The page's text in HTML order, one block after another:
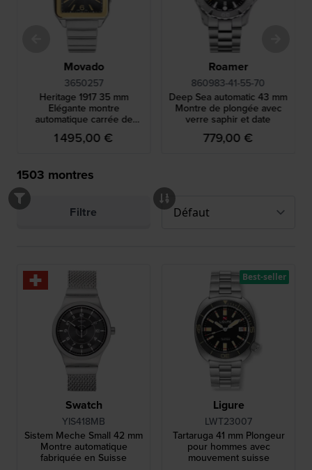
Movado
3650257
Heritage 1917 35 mm
Elégante montre
automatique carrée de
fabrication suisse
1 495,00 €
Roamer
860983-41-55-70
Deep Sea automatic 43 mm
Montre de plongée avec
verre saphir et date
779,00 €
1503 montres
Filtre
Swatch
YIS418MB
Sistem Meche Small 42 mm
Montre automatique
fabriquée en Suisse
Ligure
LWT23007
Tartaruga 41 mm Plongeur
pour hommes avec
mouvement suisse
Best-seller